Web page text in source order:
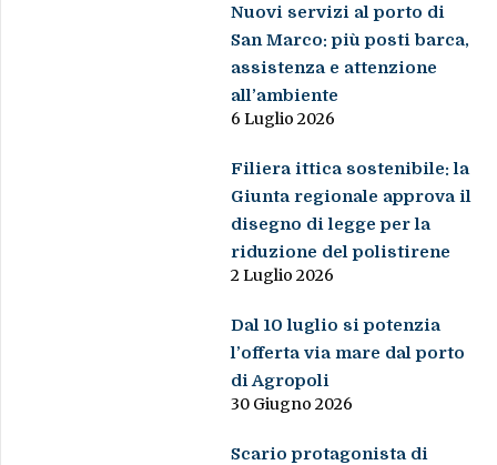
Nuovi servizi al porto di
San Marco: più posti barca,
assistenza e attenzione
all’ambiente
6 Luglio 2026
Filiera ittica sostenibile: la
Giunta regionale approva il
disegno di legge per la
riduzione del polistirene
2 Luglio 2026
Dal 10 luglio si potenzia
l’offerta via mare dal porto
di Agropoli
30 Giugno 2026
Scario protagonista di